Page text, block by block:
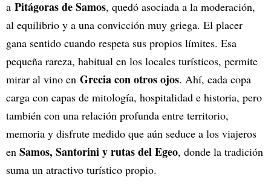
a Pitágoras de Samos, quedó asociada a la moderación,
al equilibrio y a una convicción muy griega. El placer
gana sentido cuando respeta sus propios límites. Esa
pequeña rareza, habitual en los locales turísticos, permite
mirar al vino en Grecia con otros ojos. Ahí, cada copa
carga con capas de mitología, hospitalidad e historia, pero
también con una relación profunda entre territorio,
memoria y disfrute medido que aún seduce a los viajeros
en Samos, Santorini y rutas del Egeo, donde la tradición
suma un atractivo turístico propio.